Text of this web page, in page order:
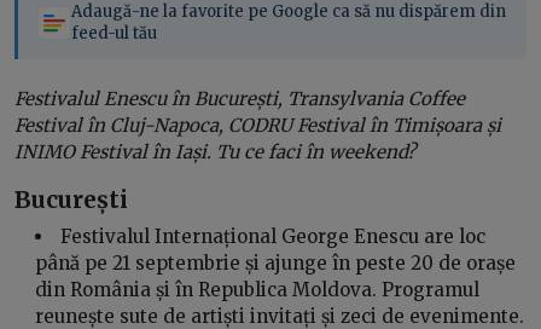
Adaugă-ne la favorite pe Google ca să nu dispărem din
feed-ul tău
Festivalul Enescu în București, Transylvania Coffee
Festival în Cluj-Napoca, CODRU Festival în Timișoara și
INIMO Festival în Iași. Tu ce faci în weekend?
București
Festivalul Internațional George Enescu are loc
până pe 21 septembrie și ajunge în peste 20 de orașe
din România și în Republica Moldova. Programul
reunește sute de artiști invitați și zeci de evenimente.